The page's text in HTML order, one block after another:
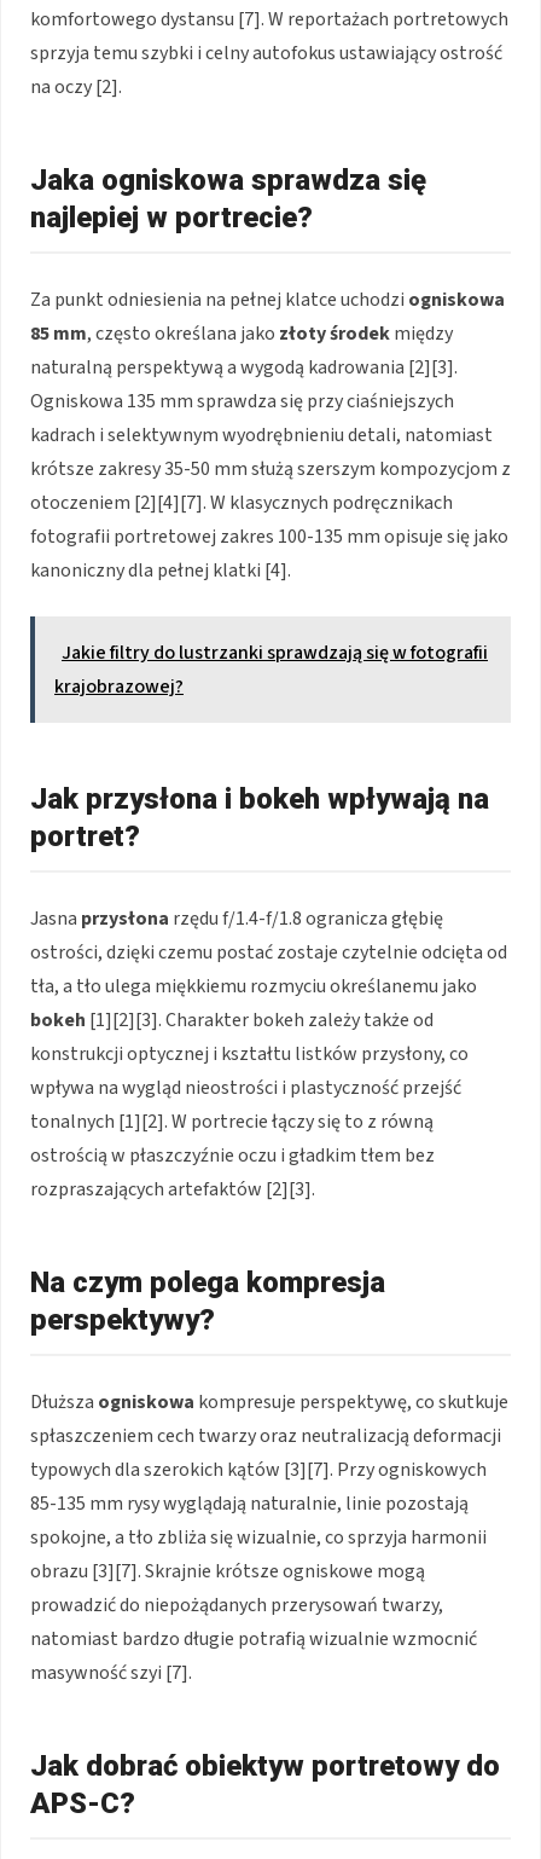
komfortowego dystansu [7]. W reportażach portretowych
sprzyja temu szybki i celny autofokus ustawiający ostrość
na oczy [2].
Jaka ogniskowa sprawdza się
najlepiej w portrecie?
Za punkt odniesienia na pełnej klatce uchodzi ogniskowa
85 mm, często określana jako złoty środekmiędzy
naturalną perspektywą a wygodą kadrowania [2][3].
Ogniskowa 135 mm sprawdza się przy ciaśniejszych
kadrach i selektywnym wyodrębnieniu detali, natomiast
krótsze zakresy 35-50 mm służą szerszym kompozycjom z
otoczeniem [2][4][7]. W klasycznych podręcznikach
fotografii portretowej zakres 100-135 mm opisuje się jako
kanoniczny dla pełnej klatki [4].
Jakie filtry do lustrzanki sprawdzają się w fotografii
krajobrazowej?
Jak przysłona i bokeh wpływają na
portret?
Jasna przysłona rzędu f/1.4-f/1.8 ogranicza głębię
ostrości, dzięki czemu postać zostaje czytelnie odcięta od
tła, a tło ulega miękkiemu rozmyciu określanemu jako
bokeh [1][2][3]. Charakter bokeh zależy także od
konstrukcji optycznej i kształtu listków przysłony, co
wpływa na wygląd nieostrości i plastyczność przejść
tonalnych [1][2]. W portrecie łączy się to z równą
ostrością w płaszczyźnie oczu i gładkim tłem bez
rozpraszających artefaktów [2][3].
Na czym polega kompresja
perspektywy?
Dłuższa ogniskowa kompresuje perspektywę, co skutkuje
spłaszczeniem cech twarzy oraz neutralizacją deformacji
typowych dla szerokich kątów [3][7]. Przy ogniskowych
85-135 mm rysy wyglądają naturalnie, linie pozostają
spokojne, a tło zbliża się wizualnie, co sprzyja harmonii
obrazu [3][7]. Skrajnie krótsze ogniskowe mogą
prowadzić do niepożądanych przerysowań twarzy,
natomiast bardzo długie potrafią wizualnie wzmocnić
masywność szyi [7].
Jak dobrać obiektyw portretowy do
APS-C?